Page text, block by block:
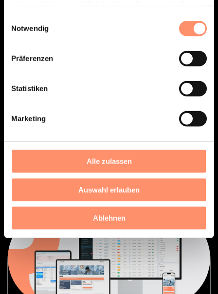
Notwendig
Präferenzen
Statistiken
Marketing
Alle zulassen
Auswahl erlauben
Ablehnen
CASES